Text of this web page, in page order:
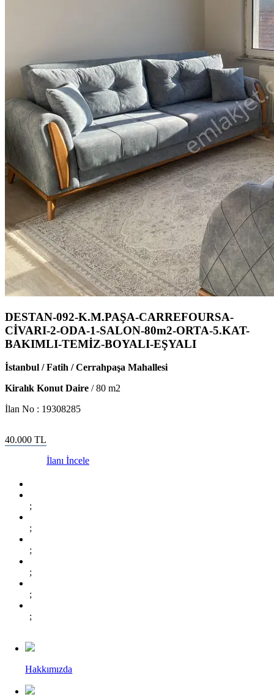
DESTAN-092-K.M.PAŞA-CARREFOURSA-
CİVARI-2-ODA-1-SALON-80m2-ORTA-5.KAT-
BAKIMLI-TEMİZ-BOYALI-EŞYALI
İstanbul / Fatih / Cerrahpaşa Mahallesi
Kiralık Konut Daire /80 m2
İlan No : 19308285
40.000 TL
İlanı İncele
;
;
;
;
;
;
Hakkımızda